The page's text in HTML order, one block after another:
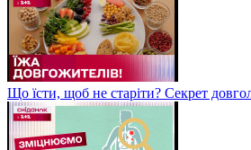
Що їсти, щоб не старіти? Секрет